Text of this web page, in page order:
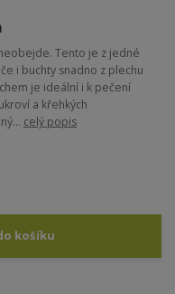
Tento je z jedné
i buchty snadno z plechu
je ideální i k pečení
a křehkých
celý popis
košíku